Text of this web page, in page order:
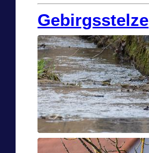
Gebirgsstelze